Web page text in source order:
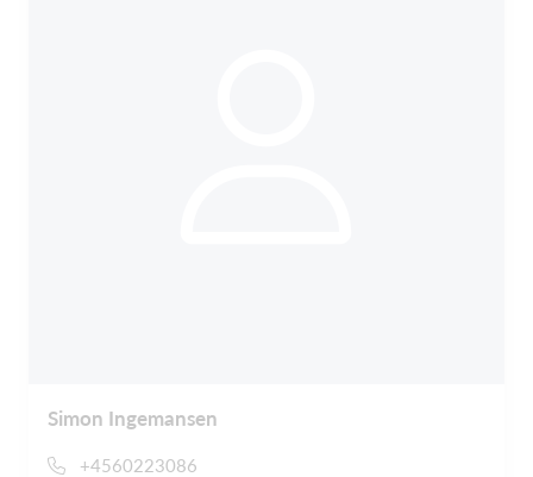
Simon Ingemansen
+4560223086